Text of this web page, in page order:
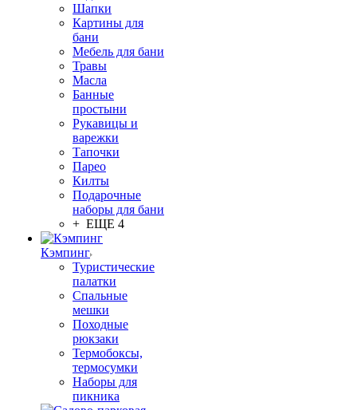
Шапки
Картины для
бани
Мебель для бани
Травы
Масла
Банные
простыни
Рукавицы и
варежки
Тапочки
Парео
Килты
Подарочные
наборы для бани
+ ЕЩЕ 4
Кэмпинг
Туристические
палатки
Спальные
мешки
Походные
рюкзаки
Термобоксы,
термосумки
Наборы для
пикника